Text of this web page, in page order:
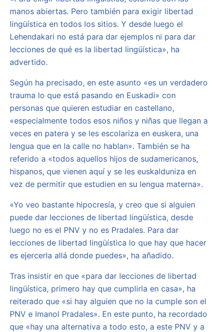
manos abiertas. Pero también para exigir libertad
lingüística en todos los sitios. Y desde luego el
Lehendakari no está para dar ejemplos ni para dar
lecciones de qué es la libertad lingüística», ha
advertido.
Según ha precisado, en este asunto «es un verdadero
trauma lo que está pasando en Euskadi» con
personas que quieren estudiar en castellano,
«especialmente todos esos niños y niñas que llegan a
veces en patera y se les escolariza en euskera, una
lengua que en la calle no hablan». También se ha
referido a «todos aquellos hijos de sudamericanos,
hispanos, que vienen aquí y se les euskalduniza en
vez de permitir que estudien en su lengua materna».
«Yo veo bastante hipocresía, y creo que si alguien
puede dar lecciones de libertad lingüística, desde
luego no es el PNV y no es Pradales. Para dar
lecciones de libertad lingüística lo que hay que hacer
es ejercerla allá donde puedes», ha añadido.
Tras insistir en que «para dar lecciones de libertad
lingüística, primero hay que cumplirla en casa», ha
reiterado que «si hay alguien que no la cumple son el
PNV e Imanol Pradales». En este punto, ha recordado
que «hay una alternativa a todo esto, a este PNV y a